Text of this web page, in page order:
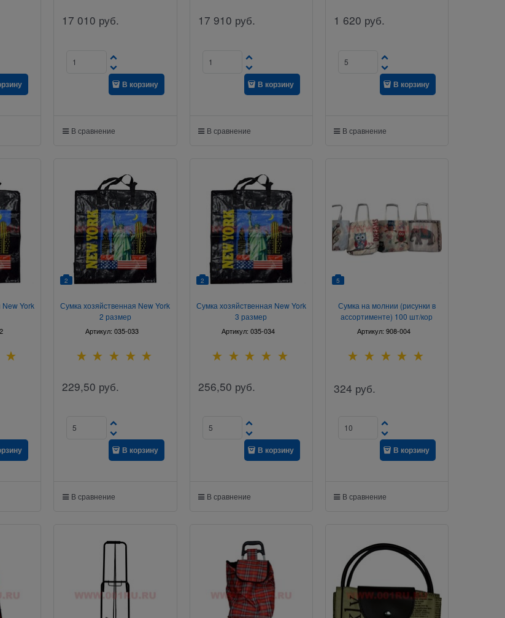
17 010 руб.
В корзину
В сравнение
17 910 руб.
В корзину
В сравнение
1 620 руб.
В корзину
В сравнение
New York
2
Сумка хозяйственная New York
2 размер
Артикул:035-033
229,50 руб.
В корзину
В сравнение
2
Сумка хозяйственная New York
3 размер
Артикул: 035-034
256,50 руб.
В корзину
В сравнение
5
Сумка на молнии (рисунки в
ассортименте) 100 шт/кор
Артикул: 908-004
324 руб.
В корзину
В сравнение